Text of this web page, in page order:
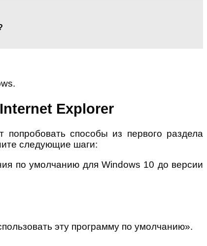
Explorer
способы из первого раздела
следующие шаги:
по умолчанию для Windows 10 до версии
эту программу по умолчанию».